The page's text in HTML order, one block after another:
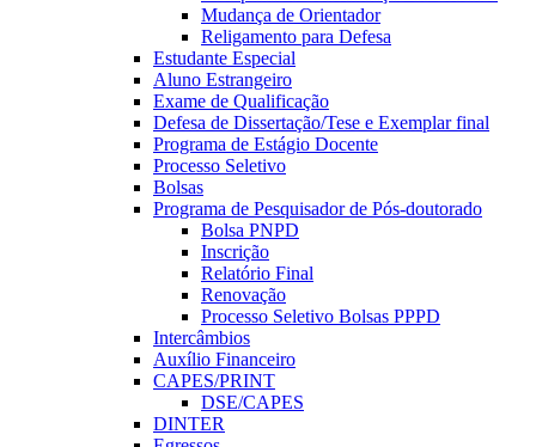
Mudança de Orientador
Religamento para Defesa
Estudante Especial
Aluno Estrangeiro
Exame de Qualificação
Defesa de Dissertação/Tese e Exemplar final
Programa de Estágio Docente
Processo Seletivo
Bolsas
Programa de Pesquisador de Pós-doutorado
Bolsa PNPD
Inscrição
Relatório Final
Renovação
Processo Seletivo Bolsas PPPD
Intercâmbios
Auxílio Financeiro
CAPES/PRINT
DSE/CAPES
DINTER